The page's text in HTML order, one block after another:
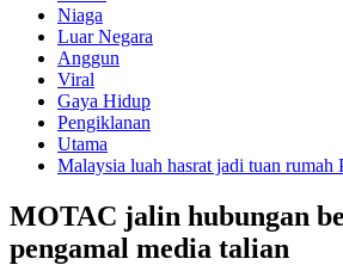
Niaga
Luar Negara
Anggun
Viral
Gaya Hidup
Pengiklanan
Utama
Malaysia luah hasrat jadi tuan
MOTAC jalin hubungan
pengamal media talian